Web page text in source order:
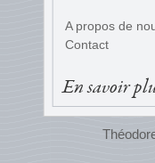
A propos de
Contact
En savoir